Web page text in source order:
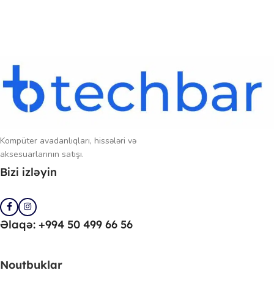
Kompüter avadanlıqları, hissələri və
aksesuarlarının satışı.
Bizi izləyin
Əlaqə: +994 50 499 66 56
Noutbuklar